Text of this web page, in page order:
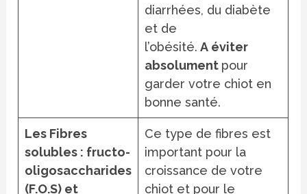
diarrhées, du diabète
et de
l’obésité. A éviter
absolument pour
garder votre chiot en
bonne santé.
Les Fibres
solubles : fructo-
oligosaccharides
(F.O.S) et
Ce type de fibres est
important pour la
croissance de votre
chiot et pour le